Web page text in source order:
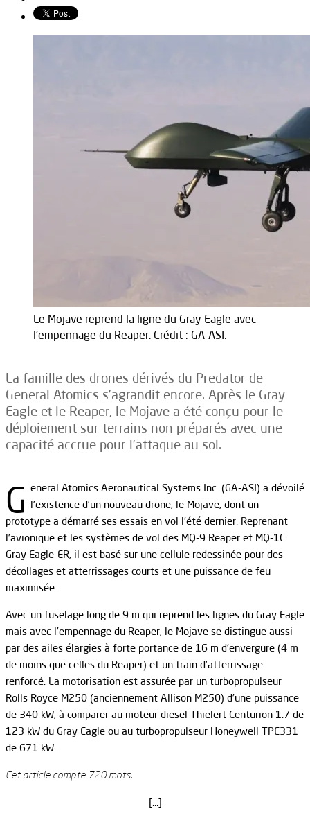
Le Mojave reprend la ligne du Gray Eagle avec
l'empennage du Reaper. Crédit : GA-ASI.
La famille des drones dérivés du Predator de
General Atomics s’agrandit encore. Après le Gray
Eagle et le Reaper, le Mojave a été conçu pour le
déploiement sur terrains non préparés avec une
capacité accrue pour l’attaque au sol.
G eneral Atomics Aeronautical Systems Inc. (GA-ASI) a dévoilé
l’existence d’un nouveau drone, le Mojave, dont un
prototype a démarré ses essais en vol l’été dernier. Reprenant
l’avionique et les systèmes de vol des MQ-9 Reaper et MQ-1C
Gray Eagle-ER, il est basé sur une cellule redessinée pour des
décollages et atterrissages courts et une puissance de feu
maximisée.
Avec un fuselage long de 9 m qui reprend les lignes du Gray Eagle
mais avec l’empennage du Reaper, le Mojave se distingue aussi
par des ailes élargies à forte portance de 16 m d’envergure (4 m
de moins que celles du Reaper) et un train d’atterrissage
renforcé. La motorisation est assurée par un turbopropulseur
Rolls Royce M250 (anciennement Allison M250) d’une puissance
de 340 kW, à comparer au moteur diesel Thielert Centurion 1.7 de
123 kW du Gray Eagle ou au turbopropulseur Honeywell TPE331
de 671 kW.
Cet article compte 720 mots.
[…]